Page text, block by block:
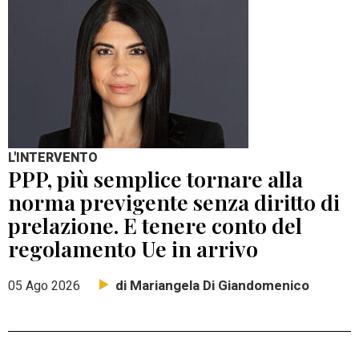
L'INTERVENTO
PPP, più semplice tornare alla
norma previgente senza diritto di
prelazione. E tenere conto del
regolamento Ue in arrivo
05 Ago 2026 di Mariangela Di Giandomenico